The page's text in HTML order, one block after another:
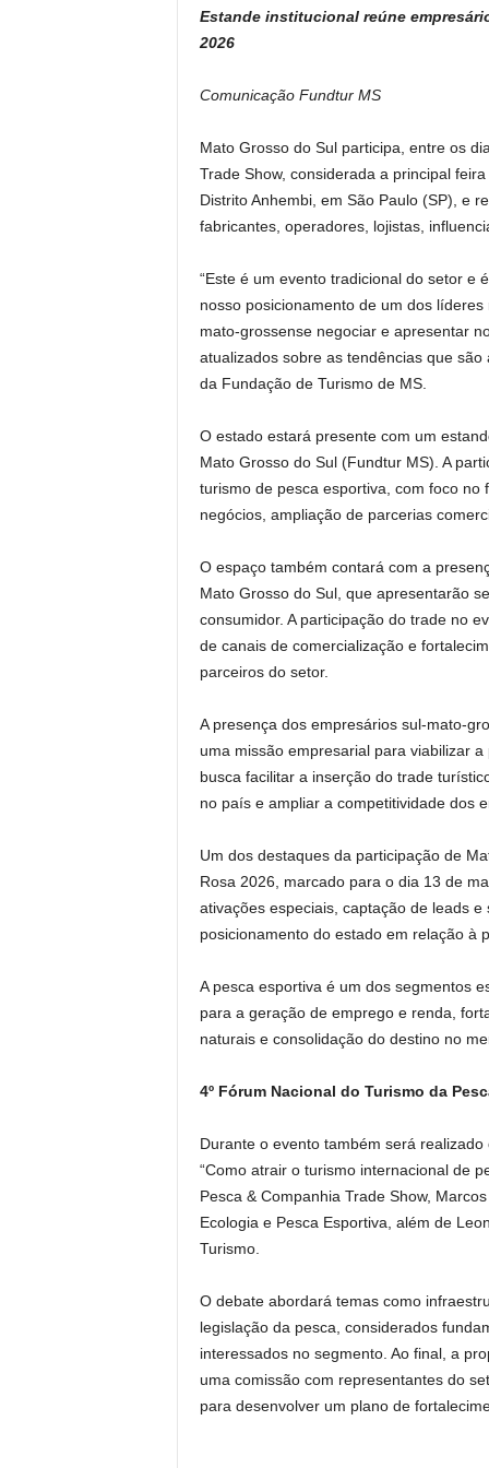
at
A
p
p
c
b
o
o
k
p
Li
n
k
t
Estande institucional reúne
2026
Comunicação Fundtur MS
Mato Grosso do Sul participa, entre os
Trade Show, considerada a principal
Distrito Anhembi, em São Paulo (SP), e
fabricantes, operadores, lojistas,
“Este é um evento tradicional do setor e
nosso posicionamento de um dos
mato-grossense negociar e apresentar
atualizados sobre as tendências que
da Fundação de Turismo de MS.
O estado estará presente com um
Mato Grosso do Sul (Fundtur MS). A
turismo de pesca esportiva, com foco
negócios, ampliação de parcerias
O espaço também contará com a
Mato Grosso do Sul, que apresentarão
consumidor. A participação do trade no
de canais de comercialização e
parceiros do setor.
A presença dos empresários sul-mato-
uma missão empresarial para viabilizar
busca facilitar a inserção do trade
no país e ampliar a competitividade dos
Um dos destaques da participação de
Rosa 2026, marcado para o dia 13 de
ativações especiais, captação de leads
posicionamento do estado em relação à
A pesca esportiva é um dos segmentos
para a geração de emprego e renda,
naturais e consolidação do destino no
4º Fórum Nacional do Turismo da
Durante o evento também será
“Como atrair o turismo internacional de
Pesca & Companhia Trade Show,
Ecologia e Pesca Esportiva, além de
Turismo.
O debate abordará temas como
legislação da pesca, considerados
interessados no segmento. Ao final, a
uma comissão com representantes do
para desenvolver um plano de